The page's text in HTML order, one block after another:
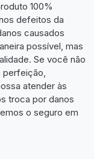
100%
defeitos da
causados
possível, mas
Se você não
perfeição,
atender às
troca por danos
o seguro em